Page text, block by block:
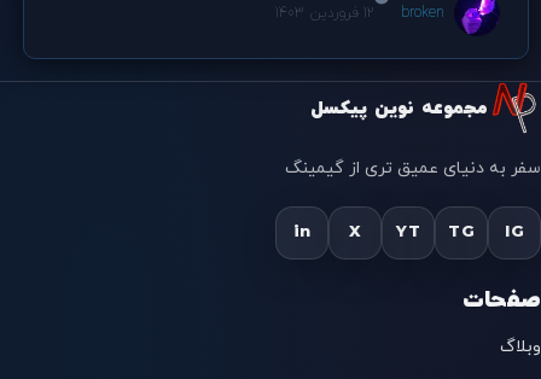
broken 12 فروردین 1403
مجموعه نوین پیکسل
سفر به دنیای عمیق تری از گیمینگ
IG
TG
YT
X
in
صفحات
وبلاگ